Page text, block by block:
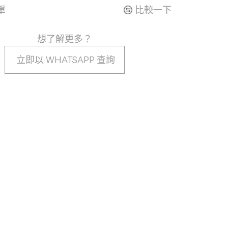
比較一下
想了解更多？
立即以 WHATSAPP 查詢